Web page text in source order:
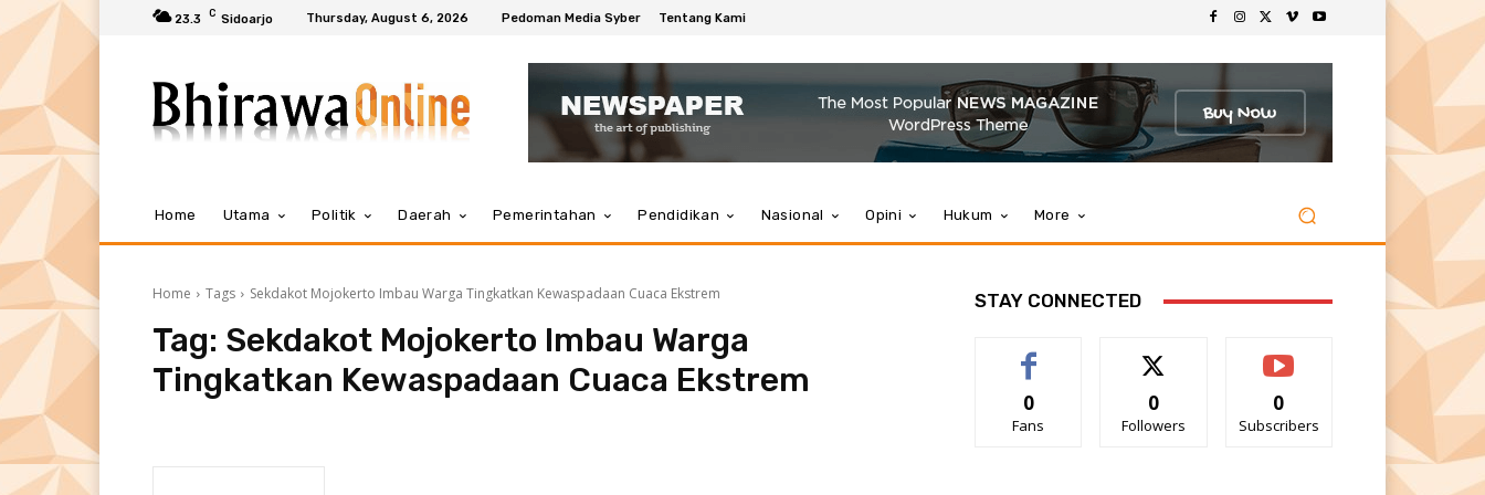
23.3 C Sidoarjo Thursday, August 6, 2026 Pedoman Media Syber Tentang Kami
Home Utama Politik Daerah Pemerintahan Pendidikan Nasional Opini Hukum More
Home Tags Sekdakot Mojokerto Imbau Warga Tingkatkan Kewaspadaan Cuaca Ekstrem
Tag: Sekdakot Mojokerto Imbau Warga
Tingkatkan Kewaspadaan Cuaca Ekstrem
STAY CONNECTED
0
Fans
0
Followers
0
Subscribers